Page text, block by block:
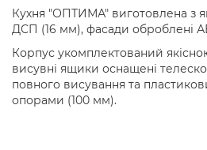
Кухня "ОПТИМА" виготовлена ​​з
ДСП (16 мм), фасади оброблені
Корпус укомплектований
висувні ящики оснащені
повного висування та
опорами (100 мм).